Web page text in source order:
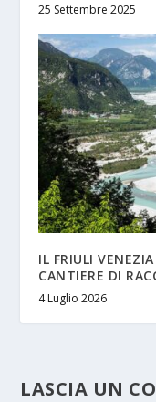
25 Settembre 2025
IL FRIULI
CANTIERE DI
4 Luglio 2026
LASCIA UN